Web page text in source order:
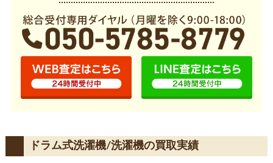
ドラム式洗濯機/洗濯機の買取実績